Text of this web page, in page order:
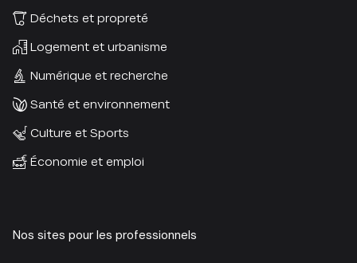
Déchets et propreté
Logement et urbanisme
Numérique et recherche
Santé et environnement
Culture et Sports
Économie et emploi
Nos sites pour les professionnels